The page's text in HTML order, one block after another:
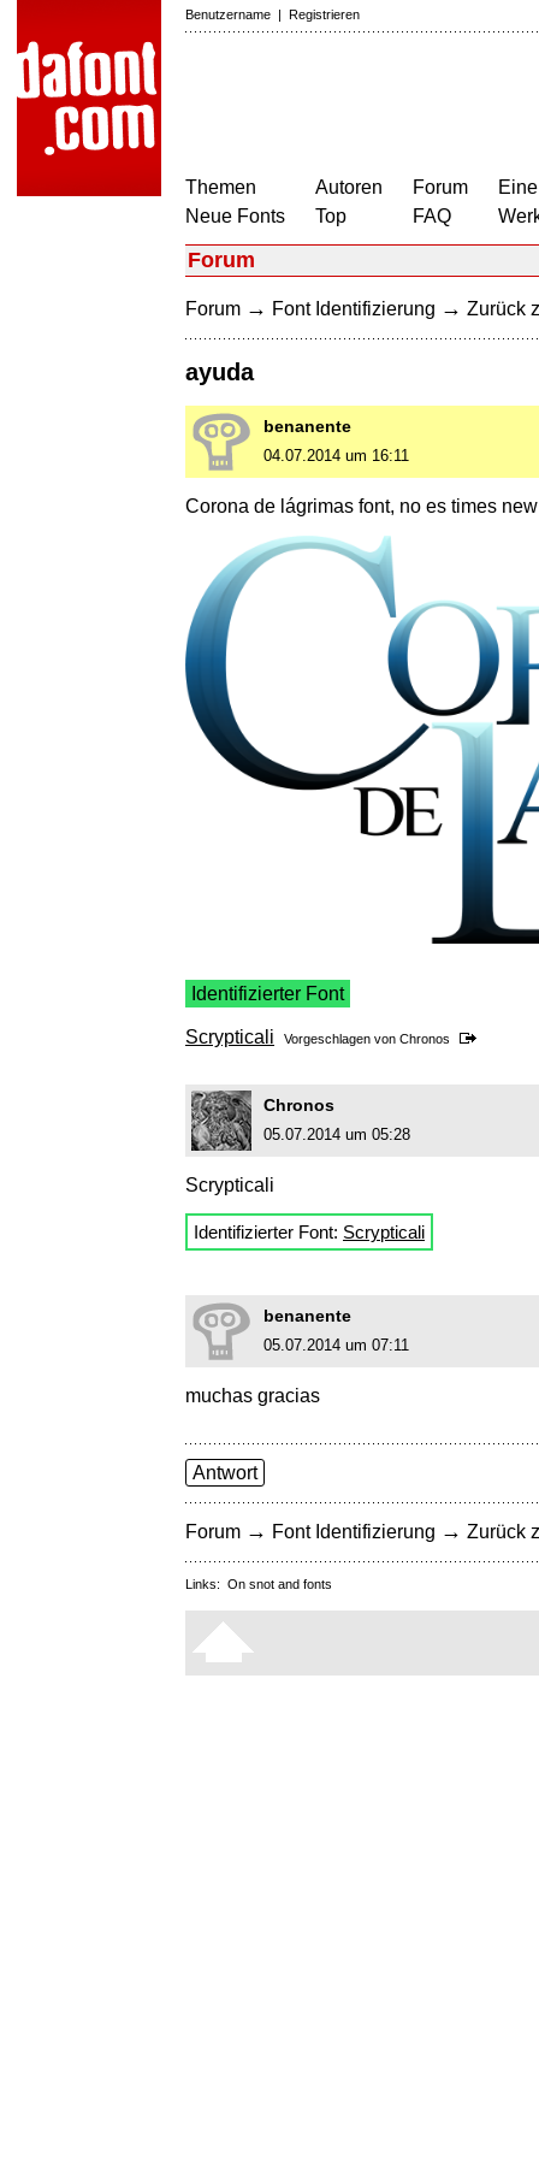
Benutzername | Registrieren
Themen
Neue Fonts
Autoren
Top
Forum
FAQ
Forum
Forum → Font Identifizierung → Zurück
ayuda
benanente
04.07.2014 um 16:11
Corona de lágrimas font, no es times
Identifizierter Font
Scrypticali Vorgeschlagen von Chronos
Chronos
05.07.2014 um 05:28
Scrypticali
Identifizierter Font: Scrypticali
benanente
05.07.2014 um 07:11
muchas gracias
Antwort
Forum → Font Identifizierung → Zurück
Links: On snot and fonts